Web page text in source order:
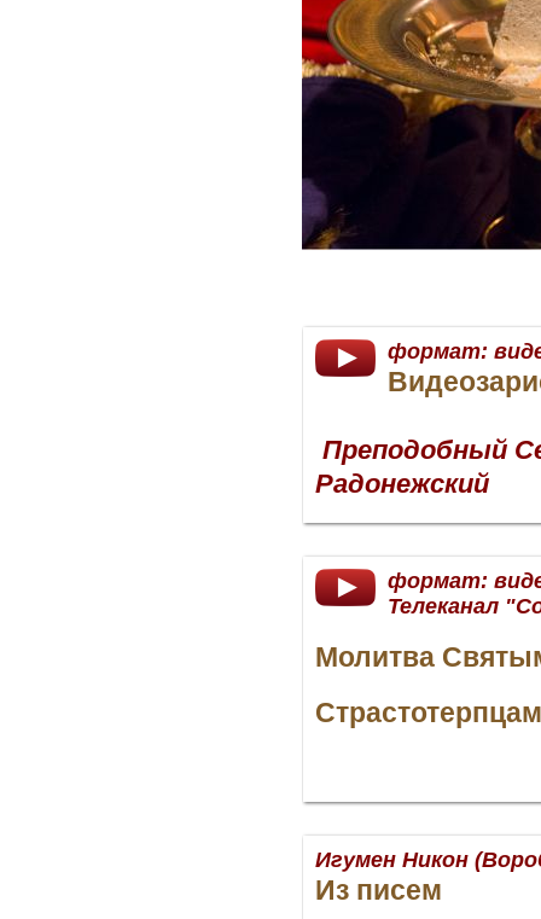
формат:
Преподобный
Радонежский
формат:
Телеканал
Молитва
Страстотерпцам
Игумен Никон
Из писем